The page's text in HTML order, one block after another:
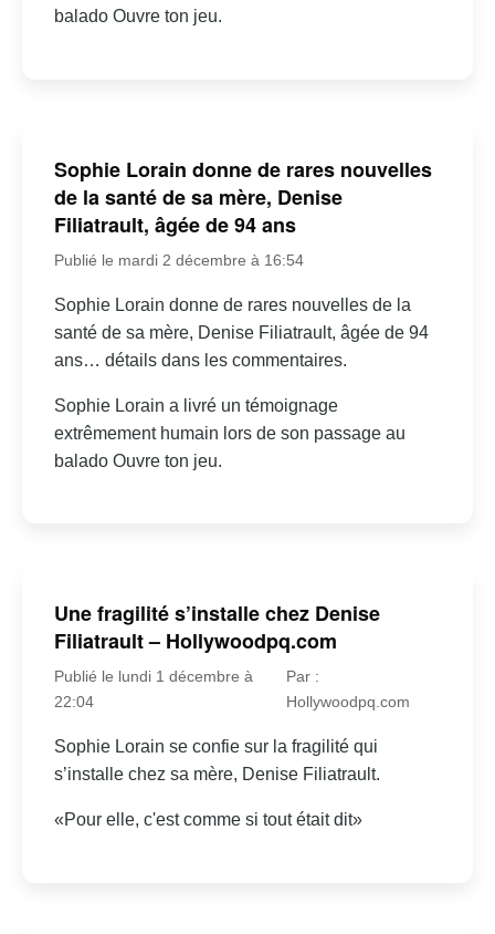
balado Ouvre ton jeu.
Sophie Lorain donne de rares nouvelles
de la santé de sa mère, Denise
Filiatrault, âgée de 94 ans
Publié le mardi 2 décembre à 16:54
Sophie Lorain donne de rares nouvelles de la
santé de sa mère, Denise Filiatrault, âgée de 94
ans… détails dans les commentaires.
Sophie Lorain a livré un témoignage
extrêmement humain lors de son passage au
balado Ouvre ton jeu.
Une fragilité s’installe chez Denise
Filiatrault – Hollywoodpq.com
Publié le lundi 1 décembre à
22:04
Par :
Hollywoodpq.com
Sophie Lorain se confie sur la fragilité qui
s’installe chez sa mère, Denise Filiatrault.
«Pour elle, c'est comme si tout était dit»